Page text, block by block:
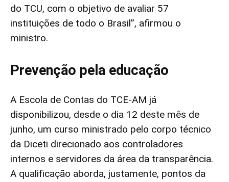
do TCU, com o objetivo de avaliar 57
instituições de todo o Brasil”, afirmou o
ministro.
Prevenção pela educação
A Escola de Contas do TCE-AM já
disponibilizou, desde o dia 12 deste mês de
junho, um curso ministrado pelo corpo técnico
da Diceti direcionado aos controladores
internos e servidores da área da transparência.
A qualificação aborda, justamente, pontos da